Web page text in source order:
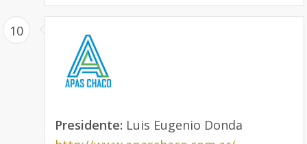
10
Presidente: Luis Eugenio Donda